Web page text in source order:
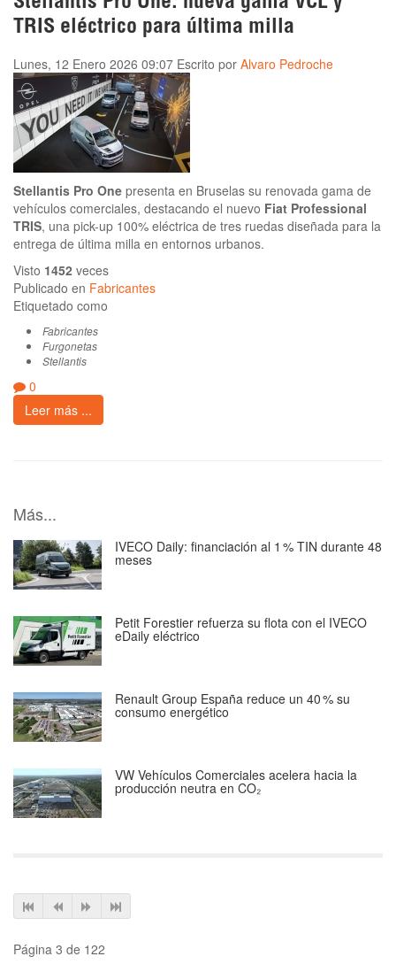
TRIS eléctrico para última milla
Lunes, 12 Enero 2026 09:07 Escrito por Alvaro Pedroche
Stellantis Pro One presenta en Bruselas su renovada gama de
vehículos comerciales, destacando el nuevo Fiat Professional
TRIS, una pick-up 100% eléctrica de tres ruedas diseñada para la
entrega de última milla en entornos urbanos.
Visto 1452 veces
Publicado en Fabricantes
Etiquetado como
Fabricantes
Furgonetas
Stellantis
0
Leer más ...
Más...
IVECO Daily: financiación al 1 % TIN durante 48
meses
Petit Forestier refuerza su flota con el IVECO
eDaily eléctrico
Renault Group España reduce un 40 % su
consumo energético
VW Vehículos Comerciales acelera hacia la
producción neutra en CO₂
Página 3 de 122